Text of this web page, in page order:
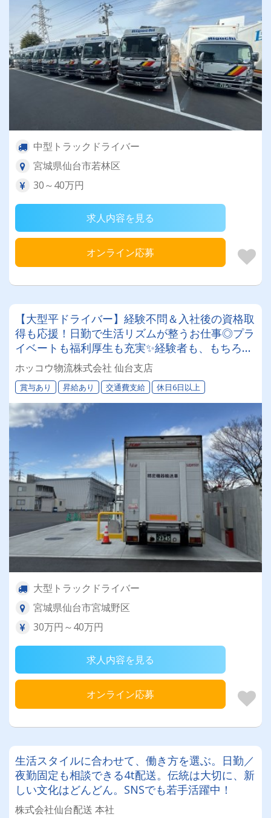
中型トラックドライバー
宮城県仙台市若林区
30～40万円
求人内容を見る
オンライン応募
【大型平ドライバー】経験不問＆入社後の資格取
得も応援！日勤で生活リズムが整うお仕事◎プラ
イベートも福利厚生も充実✨経験者も、もちろん
しっかり評価します！
ホッコウ物流株式会社 仙台支店
賞与あり 昇給あり 交通費支給 休日6日以上
大型トラックドライバー
宮城県仙台市宮城野区
30万円～40万円
求人内容を見る
オンライン応募
生活スタイルに合わせて、働き方を選ぶ。日勤／
夜勤固定も相談できる4t配送。伝統は大切に、新
しい文化はどんどん。SNSでも若手活躍中！
株式会社仙台配送 本社